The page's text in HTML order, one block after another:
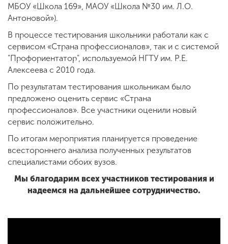
МБОУ «Школа 169», МАОУ «Школа №30 им. Л.О.
Антоновой»).
В процессе тестирования школьники работали как с
сервисом «Страна профессионалов», так и с системой
"Профориентатор", используемой НГТУ им. Р.Е.
Алексеева с 2010 года.
По результатам тестирования школьникам было
предложено оценить сервис «Страна
профессионалов». Все участники оценили новый
сервис положительно.
По итогам мероприятия планируется проведение
всестороннего анализа полученных результатов
специалистами обоих вузов.
Мы благодарим всех участников тестирования и
надеемся на дальнейшее сотрудничество.